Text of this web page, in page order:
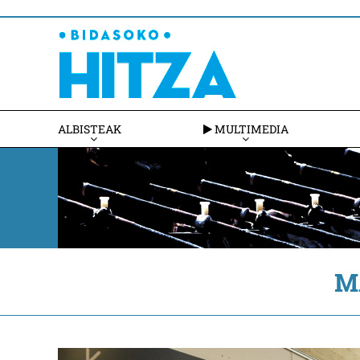
ALBISTEAK MULTIMEDIA